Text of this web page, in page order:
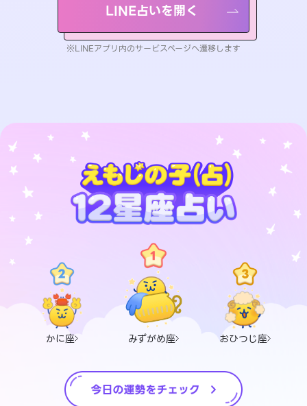
LINE占いを開く
※LINEアプリ内のサービスページへ遷移します
かに座 みずがめ座 おひつじ座